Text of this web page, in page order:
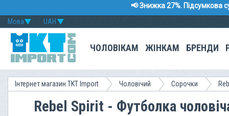
📢 Знижка 27%. Підсумкова
UAH
Мова
ЧОЛОВІКАМ ЖІНКАМ БРЕНДИ
Інтернет магазин TKT Import Чоловічий Сорочки
Rebel Spirit - Футболка